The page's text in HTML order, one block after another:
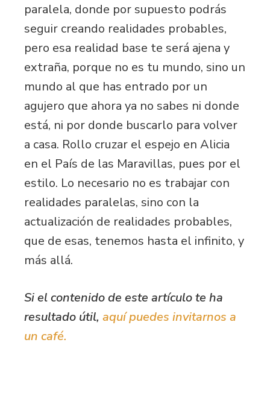
paralela, donde por supuesto podrás
seguir creando realidades probables,
pero esa realidad base te será ajena y
extraña, porque no es tu mundo, sino un
mundo al que has entrado por un
agujero que ahora ya no sabes ni donde
está, ni por donde buscarlo para volver
a casa. Rollo cruzar el espejo en Alicia
en el País de las Maravillas, pues por el
estilo. Lo necesario no es trabajar con
realidades paralelas, sino con la
actualización de realidades probables,
que de esas, tenemos hasta el infinito, y
más allá.
Si el contenido de este artículo te ha
resultado útil, aquí puedes invitarnos a
un café.